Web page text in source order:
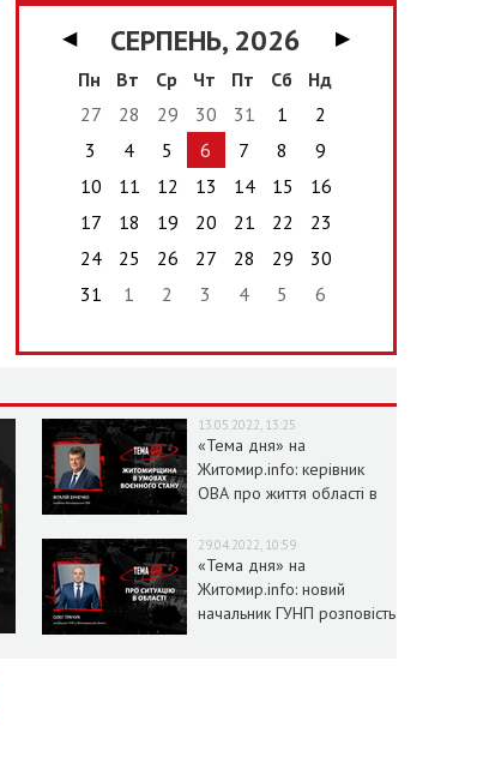
◀ СЕРПЕНЬ, 2026
▶
Пн
Вт Ср Чт Пт Сб
Нд
27
28 29 30 31 1
2
3
4 5 6 7 8
9
10
11 12 13 14 15
16
17
18 19 20 21 22
23
24
25 26 27 28 29
30
31
1 2 3 4 5 6
13.05.2022, 13:25
«Тема дня» на
Житомир.info: керівник
ОВА про життя області в
29.04.2022, 10:59
«Тема дня» на
Житомир.info: новий
начальник ГУНП розповість